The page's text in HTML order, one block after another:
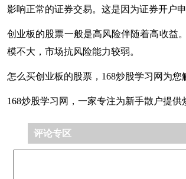
影响正常的证券交易。这是因为证券开户
创业板的股票一般是高风险伴随着高收益
模不大，市场抗风险能力较弱。
怎么买创业板的股票，168炒股学习网为您
168炒股学习网，一家专注为新手散户提
评论专区